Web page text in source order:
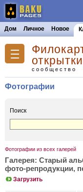
Дом Личное Новое
сообщество
Фотографии
Поиск
Фотографии из всех галерей
Галерея: Старый
фото-репродукции,
Загрузить